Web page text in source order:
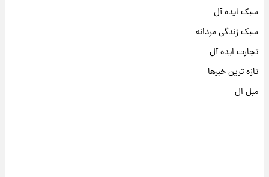
سبک ایده آل
سبک زندگی مردانه
تجارت ایده آل
تازه ترین خبرها
مبل ال